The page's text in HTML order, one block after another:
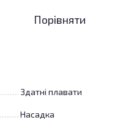
Порівняти
Здатні плавати
Насадка